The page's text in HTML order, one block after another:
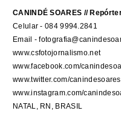
CANINDÉ SOARES //
Celular - 084 9994.2841
Email -
www.csfotojornalismo.net
www.facebook.com/
www.twitter.com/canindesoares
www.instagram.com/
NATAL, RN, BRASIL